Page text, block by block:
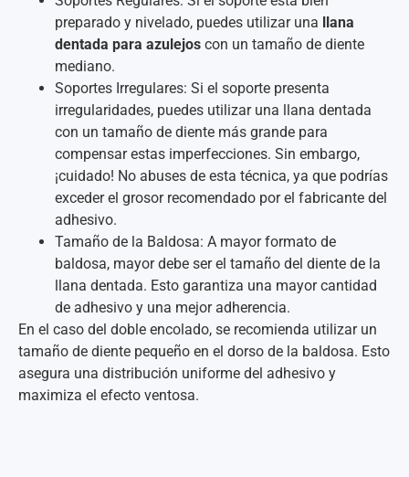
preparado y nivelado, puedes utilizar una
llana
dentada para azulejos con un tamaño de diente
mediano.
Soportes Irregulares: Si el soporte presenta
irregularidades, puedes utilizar una llana dentada
con un tamaño de diente más grande para
compensar estas imperfecciones. Sin embargo,
¡cuidado! No abuses de esta técnica, ya que podrías
exceder el grosor recomendado por el fabricante del
adhesivo.
Tamaño de la Baldosa: A mayor formato de
baldosa, mayor debe ser el tamaño del diente de la
llana dentada. Esto garantiza una mayor cantidad
de adhesivo y una mejor adherencia.
En el caso del doble encolado, se recomienda utilizar un
tamaño de diente pequeño en el dorso de la baldosa. Esto
asegura una distribución uniforme del adhesivo y
maximiza el efecto ventosa.